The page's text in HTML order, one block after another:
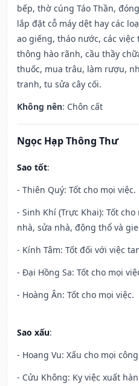
bếp, thờ cúng Táo Thần,
lắp đặt cỗ máy dệt hay các
ao giếng, tháo nước, các
thông hào rãnh, cầu thầy
thuốc, mua trâu, làm rượu,
tranh, tu sửa cây cối.
Không nên: Chôn cất
Ngọc Hạp Thông Thư
Sao tốt:
- Thiên Quý: Tốt cho mọi việc.
- Sinh Khí (Trực Khai): Tốt
nhà, sửa nhà, động thổ và
- Kính Tâm: Tốt đối với việc
- Đại Hồng Sa: Tốt cho mọi
- Hoàng Ân: Tốt cho mọi việc.
Sao xấu:
- Hoang Vu: Xấu cho mọi
- Cửu Không: Kỵ việc xuất